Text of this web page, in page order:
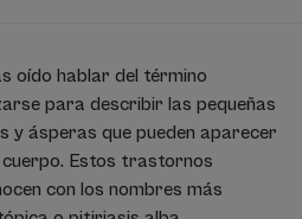
oído hablar del término
para describir las pequeñas
y ásperas que pueden aparecer
Estos trastornos
con los nombres más